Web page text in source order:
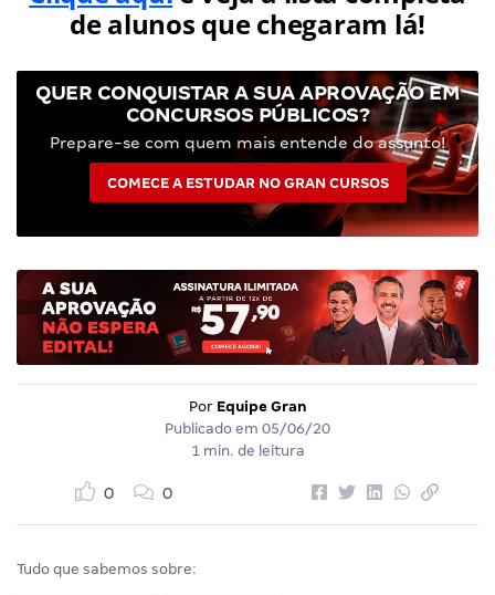
de alunos que chegaram lá!
QUER CONQUISTAR A SUA APROVAÇÃO EM
CONCURSOS PÚBLICOS?
Prepare-se com quem mais entende do assunto!
COMECE A ESTUDAR NO GRAN CURSOS
Por Equipe Gran
Publicado em 05/06/20
1 min. de leitura
0 0
Tudo que sabemos sobre: